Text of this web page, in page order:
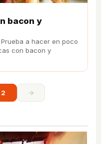
bacon y
a hacer en poco
con bacon y
2 →